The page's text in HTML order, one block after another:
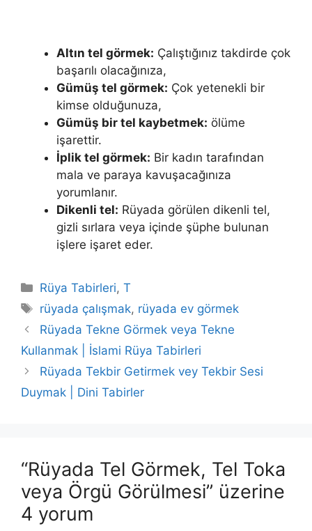
Altın tel görmek: Çalıştığınız takdirde çok
başarılı olacağınıza,
Gümüş tel görmek: Çok yetenekli bir
kimse olduğunuza,
Gümüş bir tel kaybetmek: ölüme
işarettir.
İplik tel görmek: Bir kadın tarafından
mala ve paraya kavuşacağınıza
yorumlanır.
Dikenli tel: Rüyada görülen dikenli tel,
gizli sırlara veya içinde şüphe bulunan
işlere işaret eder.
Kategoriler
Rüya Tabirleri,T
Etiketler
rüyada çalışmak, rüyada ev görmek
Rüyada Tekne Görmek veya Tekne
Kullanmak | İslami Rüya Tabirleri
Rüyada Tekbir Getirmek vey Tekbir Sesi
Duymak | Dini Tabirler
“Rüyada Tel Görmek, Tel Toka
veya Örgü Görülmesi” üzerine
4 yorum